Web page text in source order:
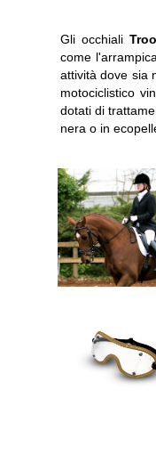
Gli occhiali
come
attività dove sia
motociclistico
dotati di
nera o in